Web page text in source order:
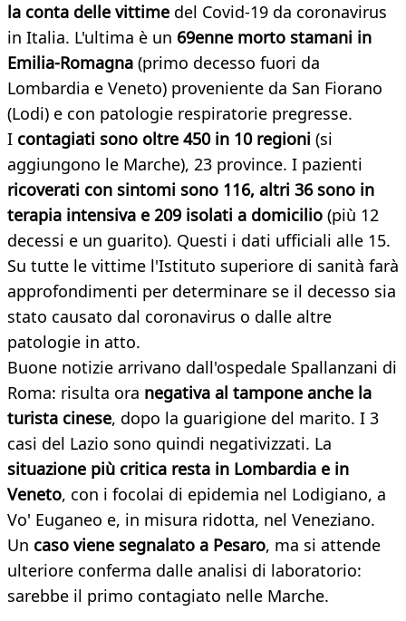
la conta delle vittime del Covid-19 da coronavirus
in Italia. L'ultima è un 69enne morto stamani in
Emilia-Romagna (primo decesso fuori da
Lombardia e Veneto) proveniente da San Fiorano
(Lodi) e con patologie respiratorie pregresse.
I contagiati sono oltre 450 in 10 regioni (si
aggiungono le Marche), 23 province. I pazienti
ricoverati con sintomi sono 116, altri 36 sono in
terapia intensiva e 209 isolati a domicilio (più 12
decessi e un guarito). Questi i dati ufficiali alle 15.
Su tutte le vittime l'Istituto superiore di sanità farà
approfondimenti per determinare se il decesso sia
stato causato dal coronavirus o dalle altre
patologie in atto.
Buone notizie arrivano dall'ospedale Spallanzani di
Roma: risulta ora negativa al tampone anche la
turista cinese, dopo la guarigione del marito. I 3
casi del Lazio sono quindi negativizzati. La
situazione più critica resta in Lombardia e in
Veneto, con i focolai di epidemia nel Lodigiano, a
Vo' Euganeo e, in misura ridotta, nel Veneziano.
Un caso viene segnalato a Pesaro, ma si attende
ulteriore conferma dalle analisi di laboratorio:
sarebbe il primo contagiato nelle Marche.